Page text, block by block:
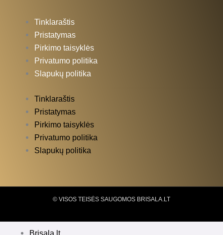
Tinklaraštis
Pristatymas
Pirkimo taisyklės
Privatumo politika
Slapukų politika
Tinklaraštis
Pristatymas
Pirkimo taisyklės
Privatumo politika
Slapukų politika
© VISOS TEISĖS SAUGOMOS BRISALA.LT
Brisala.lt